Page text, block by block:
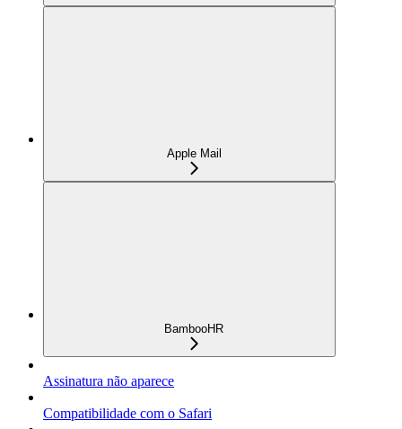
Apple Mail
BambooHR
Assinatura não aparece
Compatibilidade com o Safari